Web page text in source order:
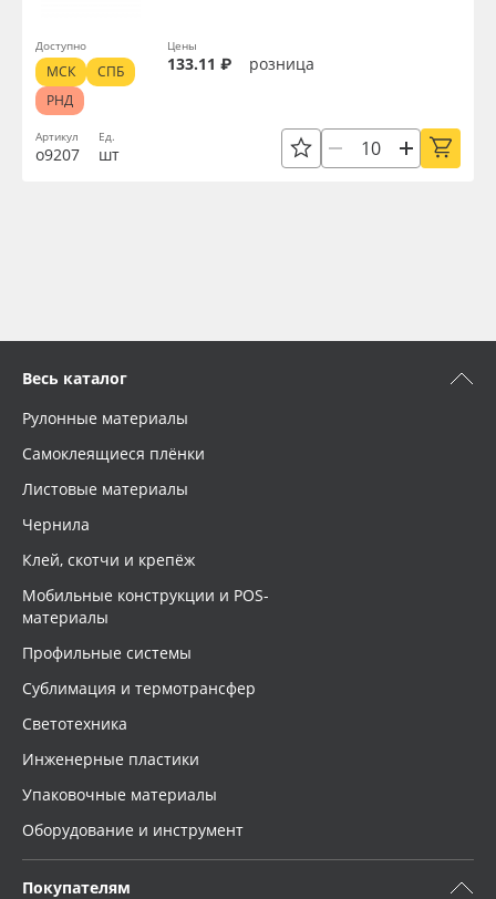
Артикул
о9207
Ед.
шт
Цены
133.11 ₽ розница
Доступно
МСК
СПБ
РНД
Весь каталог
Рулонные материалы
Самоклеящиеся плёнки
Листовые материалы
Чернила
Клей, скотчи и крепёж
Мобильные конструкции и POS-
материалы
Профильные системы
Сублимация и термотрансфер
Светотехника
Инженерные пластики
Упаковочные материалы
Оборудование и инструмент
Покупателям